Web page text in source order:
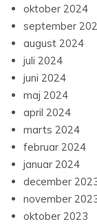
oktober 2024
september
august 2024
juli 2024
juni 2024
maj 2024
april 2024
marts 2024
februar 2024
januar 2024
december
november
oktober 2023